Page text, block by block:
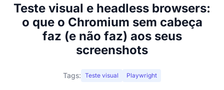
Teste visual e headless browsers:
o que o Chromium sem cabeça
faz (e não faz) aos seus
screenshots
Tags: Teste visual Playwright